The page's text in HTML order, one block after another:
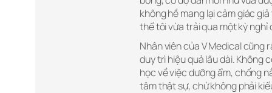
không hề mang lại cảm giác
thể tôi vừa trải qua một kỳ nghỉ
Nhân viên của V Medical cũng
duy trì hiệu quả lâu dài. Không
học về việc dưỡng ẩm, chống
tâm thật sự, chứ không phải